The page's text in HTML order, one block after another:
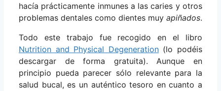
hacía prácticamente inmunes a las caries y otros
problemas dentales como dientes muy apiñados.
Todo este trabajo fue recogido en el libro
Nutrition and Physical Degeneration(lo podéis
descargar de forma gratuita). Aunque en
principio pueda parecer sólo relevante para la
salud bucal, es un auténtico tesoro en cuanto a